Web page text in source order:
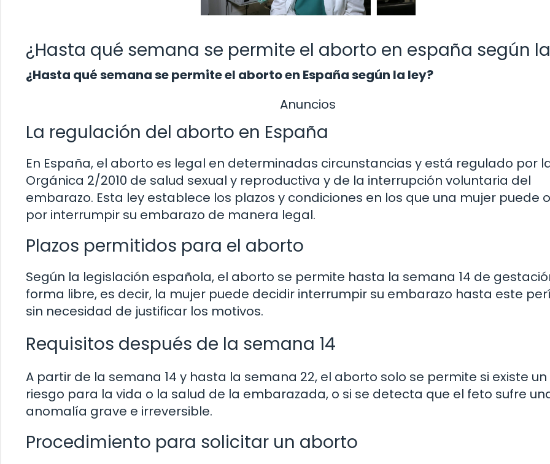
¿Hasta qué semana se permite el aborto en españa según
¿Hasta qué semana se permite el aborto en España según la ley?
Anuncios
La regulación del aborto en España
En España, el aborto es legal en determinadas circunstancias y está regulado por
Orgánica 2/2010 de salud sexual y reproductiva y de la interrupción voluntaria del
embarazo. Esta ley establece los plazos y condiciones en los que una mujer puede
por interrumpir su embarazo de manera legal.
Plazos permitidos para el aborto
Según la legislación española, el aborto se permite hasta la semana 14 de
forma libre, es decir, la mujer puede decidir interrumpir su embarazo hasta este
sin necesidad de justificar los motivos.
Requisitos después de la semana 14
A partir de la semana 14 y hasta la semana 22, el aborto solo se permite si existe
riesgo para la vida o la salud de la embarazada, o si se detecta que el feto sufre
anomalía grave e irreversible.
Procedimiento para solicitar un aborto